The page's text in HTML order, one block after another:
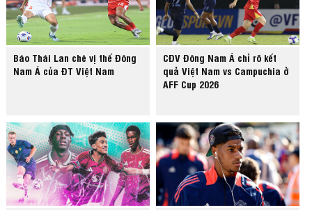
Báo Thái Lan chê vị thế Đông
Nam Á của ĐT Việt Nam
CĐV Đông Nam Á chỉ rõ kết
quả Việt Nam vs Campuchia ở
AFF Cup 2026